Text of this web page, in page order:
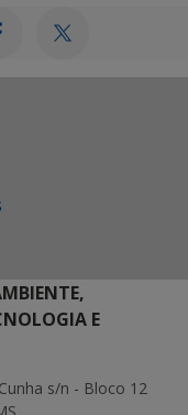
E
s/n - Bloco 12